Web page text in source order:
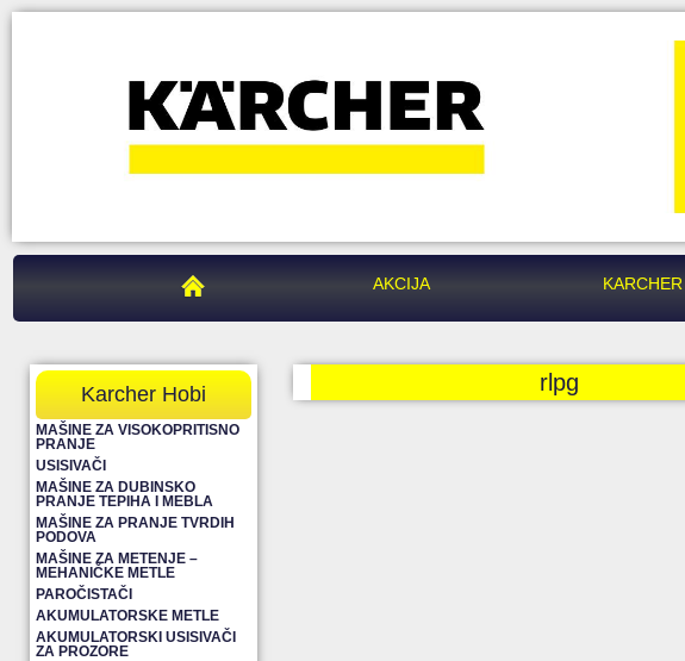
PEGAZ CENTAR AKCIJA KARCHER
Karcher Hobi
MAŠINE ZA VISOKOPRITISNO
PRANJE
USISIVAČI
MAŠINE ZA DUBINSKO
PRANJE TEPIHA I MEBLA
MAŠINE ZA PRANJE TVRDIH
PODOVA
MAŠINE ZA METENJE –
MEHANIČKE METLE
PAROČISTAČI
AKUMULATORSKE METLE
AKUMULATORSKI USISIVAČI
ZA PROZORE
rlpg